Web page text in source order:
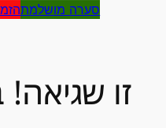
סערה מושלמת
זו